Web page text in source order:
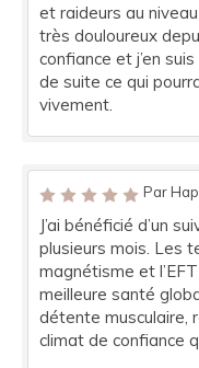
et raideurs au
très douloureux
confiance et j’en
de suite ce qui
vivement.
Par
J’ai bénéficié d’un
plusieurs mois. Les
magnétisme et
meilleure santé
détente musculaire,
climat de confiance